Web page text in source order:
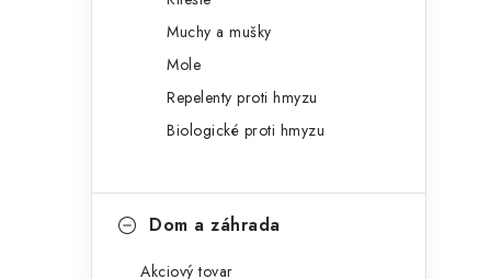
Muchy a mušky
Mole
Repelenty proti hmyzu
Biologické proti hmyzu
Dom a záhrada
Akciový tovar